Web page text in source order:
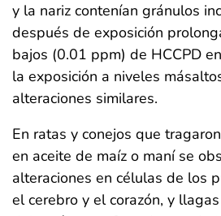
y la nariz contenían gránulos
después de exposición
bajos (0.01 ppm) de HCCPD
la exposición a niveles
alteraciones similares.
En ratas y conejos que
en aceite de maíz o maní se
alteraciones en células de los
el cerebro y el corazón, y